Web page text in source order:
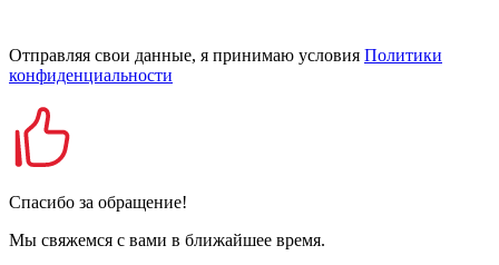
Отправляя свои данные, я принимаю условия Политики
конфиденциальности
Спасибо за обращение!
Мы свяжемся с вами в ближайшее время.